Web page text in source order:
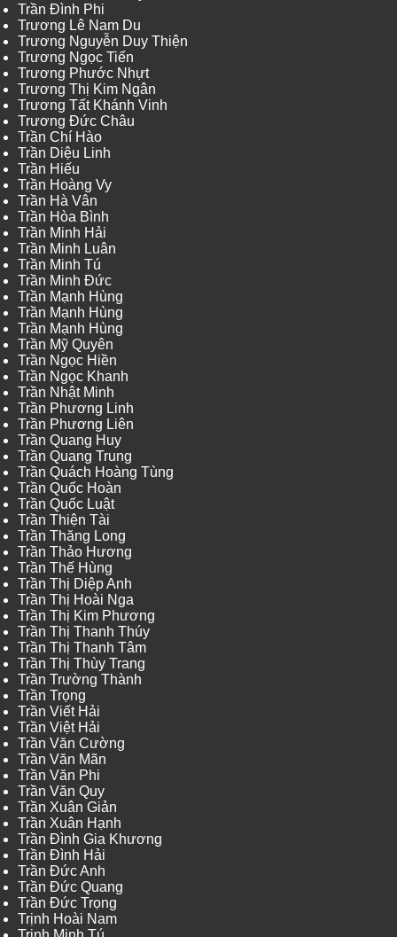
Trần Đình Phi
Trương Lê Nam Du
Trương Nguyễn Duy Thiện
Trương Ngọc Tiến
Trương Phước Nhựt
Trương Thị Kim Ngân
Trương Tất Khánh Vinh
Trương Đức Châu
Trần Chí Hào
Trần Diệu Linh
Trần Hiếu
Trần Hoàng Vy
Trần Hà Vân
Trần Hòa Bình
Trần Minh Hải
Trần Minh Luân
Trần Minh Tú
Trần Minh Đức
Trần Mạnh Hùng
Trần Mạnh Hùng
Trần Mạnh Hùng
Trần Mỹ Quyên
Trần Ngọc Hiền
Trần Ngọc Khanh
Trần Nhật Minh
Trần Phương Linh
Trần Phương Liên
Trần Quang Huy
Trần Quang Trung
Trần Quách Hoàng Tùng
Trần Quốc Hoàn
Trần Quốc Luật
Trần Thiện Tài
Trần Thăng Long
Trần Thảo Hương
Trần Thế Hùng
Trần Thị Diệp Anh
Trần Thị Hoài Nga
Trần Thị Kim Phương
Trần Thị Thanh Thúy
Trần Thị Thanh Tâm
Trần Thị Thùy Trang
Trần Trường Thành
Trần Trọng
Trần Viết Hải
Trần Việt Hải
Trần Văn Cường
Trần Văn Mãn
Trần Văn Phi
Trần Văn Quy
Trần Xuân Giản
Trần Xuân Hạnh
Trần Đình Gia Khương
Trần Đình Hải
Trần Đức Anh
Trần Đức Quang
Trần Đức Trọng
Trịnh Hoài Nam